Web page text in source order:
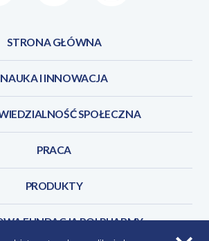
STRONA GŁÓWNA
NAUKA I INNOWACJA
SPOŁECZNA
PRACA
PRODUKTY
FUNDACJA POLPHARMY